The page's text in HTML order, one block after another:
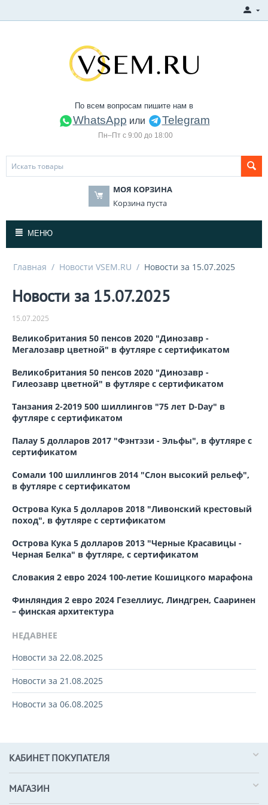
По всем вопросам пишите нам в
WhatsApp или Telegram
Пн–Пт с 9:00 до 18:00
МОЯ КОРЗИНА
Корзина пуста
МЕНЮ
Главная / Новости VSEM.RU / Новости за 15.07.2025
Новости за 15.07.2025
15.07.2025
Великобритания 50 пенсов 2020 "Динозавр -
Мегалозавр цветной" в футляре с сертификатом
Великобритания 50 пенсов 2020 "Динозавр -
Гилеозавр цветной" в футляре с сертификатом
Танзания 2-2019 500 шиллингов "75 лет D-Day" в
футляре с сертификатом
Палау 5 долларов 2017 "Фэнтэзи - Эльфы", в футляре с
сертификатом
Сомали 100 шиллингов 2014 "Слон высокий рельеф",
в футляре с сертификатом
Острова Кука 5 долларов 2018 "Ливонский крестовый
поход", в футляре с сертификатом
Острова Кука 5 долларов 2013 "Черные Красавицы -
Черная Белка" в футляре, с сертификатом
Словакия 2 евро 2024 100-летие Кошицкого марафона
Финляндия 2 евро 2024 Гезеллиус, Линдгрен, Сааринен
– финская архитектура
НЕДАВНЕЕ
Новости за 22.08.2025
Новости за 21.08.2025
Новости за 06.08.2025
КАБИНЕТ ПОКУПАТЕЛЯ
МАГАЗИН